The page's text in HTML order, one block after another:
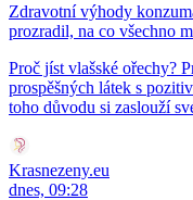
Zdravotní výhody
prozradil, na co všechno
Proč jíst vlašské ořechy?
prospěšných látek s
toho důvodu si zaslouží
Krasnezeny.eu
dnes, 09:28